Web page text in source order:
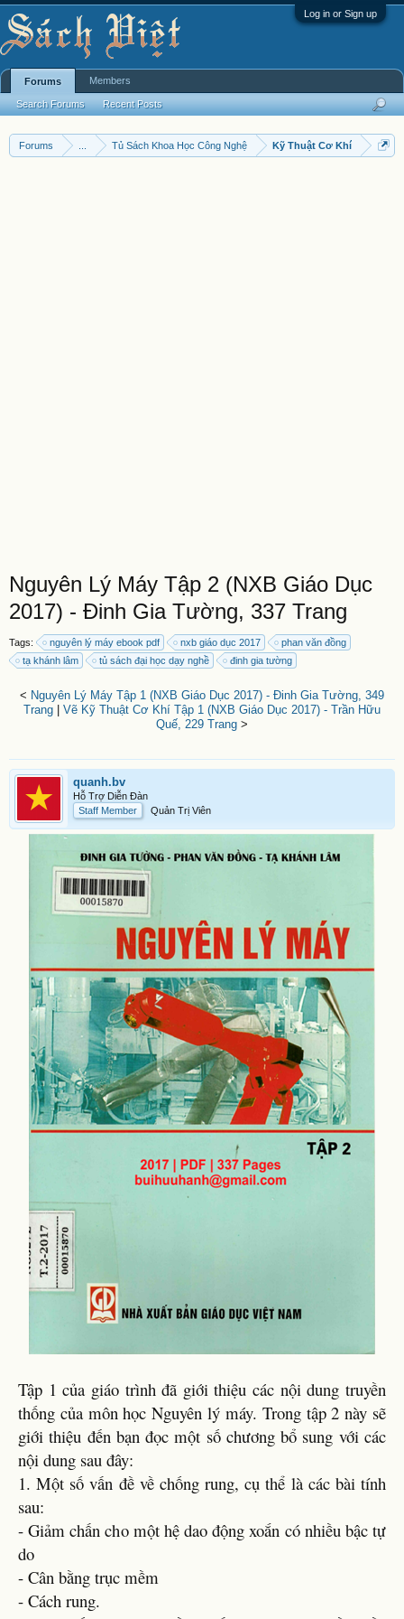
Log in or Sign up
Forums Tủ Sách Khoa Học Công Nghệ Kỹ Thuật Cơ Khí
Nguyên Lý Máy Tập 2 (NXB Giáo Dục
2017) - Đinh Gia Tường, 337 Trang
Tags: nguyên lý máy ebook pdf nxb giáo dục 2017
phan văn đồng
tạ khánh lâm
tủ sách đại học dạy nghề đinh gia tường
< Nguyên Lý Máy Tập 1 (NXB Giáo Dục 2017) - Đinh Gia Tường, 349
Trang
Vẽ Kỹ Thuật Cơ Khí Tập 1 (NXB Giáo Dục 2017) - Trần Hữu
Quế, 229 Trang >
quanh.bv
Hỗ Trợ Diễn Đàn
Staff Member
Quản Trị Viên
Tập 1 của giáo trình đã giới thiệu các nội dung truyền
thống của môn học Nguyên lý máy. Trong tập 2 này sẽ
giới thiệu đến bạn đọc một số chương bổ sung với các
nội dung sau đây:
1. Một số vấn đề về chống rung, cụ thể là các bài tính
sau:
- Giảm chấn cho một hệ dao động xoắn có nhiều bậc tự
do
- Cân bằng trục mềm
- Cách rung.
Forums
Search Forums Recent Posts
Members